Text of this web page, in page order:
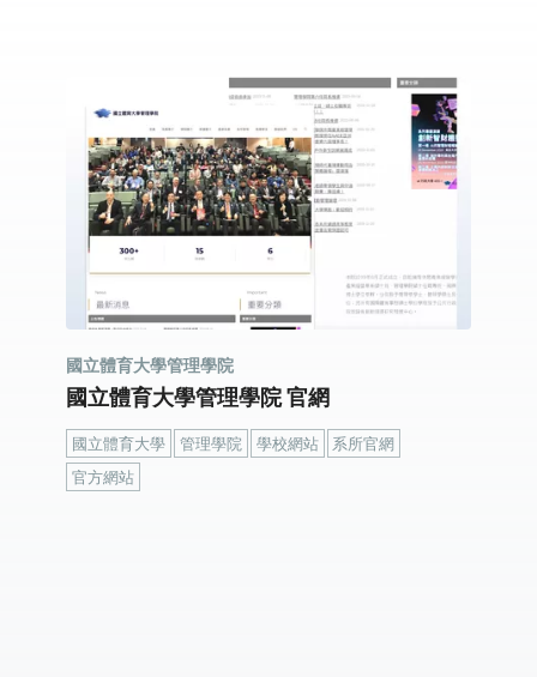
國立體育大學管理學院
國立體育大學管理學院 官網
國立體育大學 管理學院 學校網站
系所官網
官方網站